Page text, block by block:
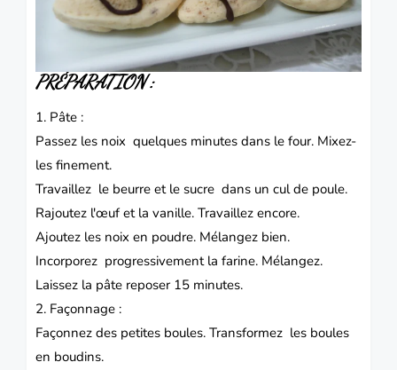
PRÉPARATION :
1. Pâte :
Passez les noix quelques minutes dans le four. Mixez-
les finement.
Travaillez le beurre et le sucre dans un cul de poule.
Rajoutez l'œuf et la vanille. Travaillez encore.
Ajoutez les noix en poudre. Mélangez bien.
Incorporez progressivement la farine. Mélangez.
Laissez la pâte reposer 15 minutes.
2. Façonnage :
Façonnez des petites boules. Transformez les boules
en boudins.